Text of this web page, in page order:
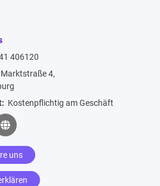
406120
4,
Kostenpflichtig am Geschäft
uns